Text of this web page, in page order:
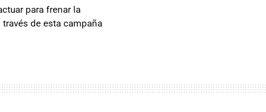
para frenar la
de esta campaña